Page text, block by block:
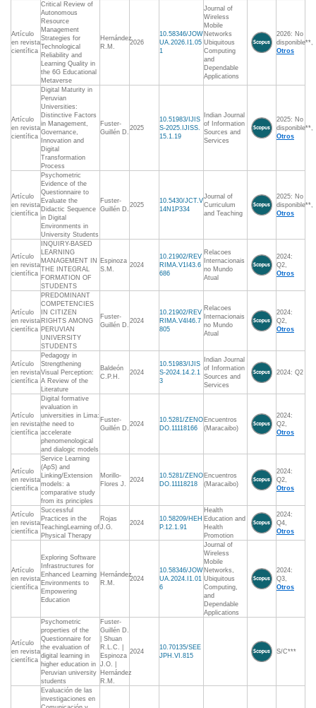
Artículo
en revista
científica
Critical Review of
Autonomous
Resource
Management
Strategies for
Technological
Reliability and
Learning Quality in
the 6G Educational
Metaverse
Hernández
R.M.
2026
10.58346/JOW
UA.2026.I1.05
1
Journal of
Wireless
Mobile
Networks
Ubiquitous
Computing
and
Dependable
Applications
2026: No
disponible**,
Otros
Artículo
en revista
científica
Digital Maturity in
Peruvian
Universities:
Distinctive Factors
in Management,
Governance,
Innovation and
Digital
Transformation
Process
Fuster-
Guillén D.
2025
10.51983/IJIS
S-2025.IJISS.
15.1.19
Indian Journal
of Information
Sources and
Services
2025: No
disponible**,
Otros
Artículo
en revista
científica
Psychometric
Evidence of the
Questionnaire to
Evaluate the
Didactic Sequence
in Digital
Environments in
University Students
Fuster-
Guillén D.
2025
10.5430/JCT.V
14N1P334
Journal of
Curriculum
and Teaching
2025: No
disponible**,
Otros
Artículo
en revista
científica
INQUIRY-BASED
LEARNING
MANAGEMENT IN
THE INTEGRAL
FORMATION OF
STUDENTS
Espinoza
S.M.
2024
10.21902/REV
RIMA.V1I43.6
686
Relacoes
Internacionais
no Mundo
Atual
2024:
Q2,
Otros
Artículo
en revista
científica
PREDOMINANT
COMPETENCIES
IN CITIZEN
RIGHTS AMONG
PERUVIAN
UNIVERSITY
STUDENTS
Fuster-
Guillén D.
2024
10.21902/REV
RIMA.V4I46.7
805
Relacoes
Internacionais
no Mundo
Atual
2024:
Q2,
Otros
Artículo
en revista
científica
Pedagogy in
Strengthening
Visual Perception:
A Review of the
Literature
Baldeón
C.P.H.
2024
10.51983/IJIS
S-2024.14.2.1
3
Indian Journal
of Information
Sources and
Services
2024: Q2
Artículo
en revista
científica
Digital formative
evaluation in
universities in Lima:
the need to
accelerate
phenomenological
and dialogic models
Fuster-
Guillén D.
2024
10.5281/ZENO
DO.11118166
Encuentros
(Maracaibo)
2024:
Q2,
Otros
Artículo
en revista
científica
Service Learning
(ApS) and
Linking/Extension
models: a
comparative study
from its principles
Morillo-
Flores J.
2024
10.5281/ZENO
DO.11118218
Encuentros
(Maracaibo)
2024:
Q2,
Otros
Artículo
en revista
científica
Successful
Practices in the
TeachingLearning of
Physical Therapy
Rojas
J.G.
2024
10.58209/HEH
P.12.1.91
Health
Education and
Health
Promotion
2024:
Q4,
Otros
Artículo
en revista
científica
Exploring Software
Infrastructures for
Enhanced Learning
Environments to
Empowering
Education
Hernández
R.M.
2024
10.58346/JOW
UA.2024.I1.01
6
Journal of
Wireless
Mobile
Networks,
Ubiquitous
Computing,
and
Dependable
Applications
2024:
Q3,
Otros
Artículo
en revista
científica
Psychometric
properties of the
Questionnaire for
the evaluation of
digital learning in
higher education in
Peruvian university
students
Fuster-
Guillén D.
| Shuan
R.L.C. |
Espinoza
J.O. |
Hernández
R.M.
2024
10.70135/SEE
JPH.VI.815
S/C***
Evaluación de las
investigaciones en